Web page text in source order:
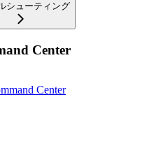
シューティング
Center
Center